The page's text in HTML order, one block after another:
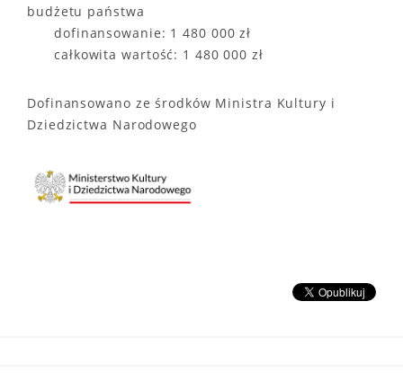
budżetu państwa
dofinansowanie: 1 480 000 zł
całkowita wartość: 1 480 000 zł
Dofinansowano ze środków Ministra Kultury i
Dziedzictwa Narodowego